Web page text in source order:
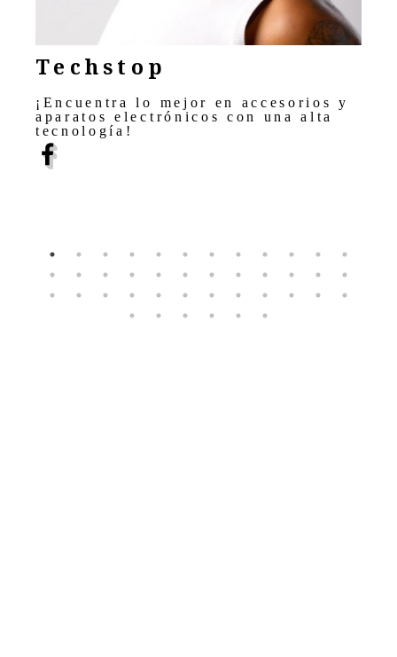
Techstop
¡Encuentra lo mejor en accesorios y
aparatos electrónicos con una alta
tecnología!